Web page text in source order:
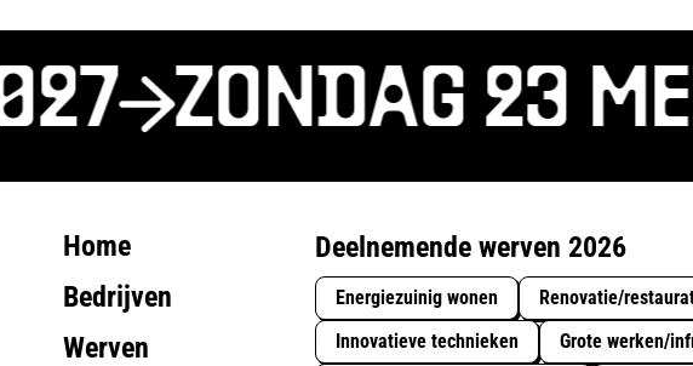
ZONDAG 23
Home
Bedrijven
Werven
Deelnemende werven 2026
Energiezuinig wonen Renovatie/
Innovatieve technieken
Grote werken/